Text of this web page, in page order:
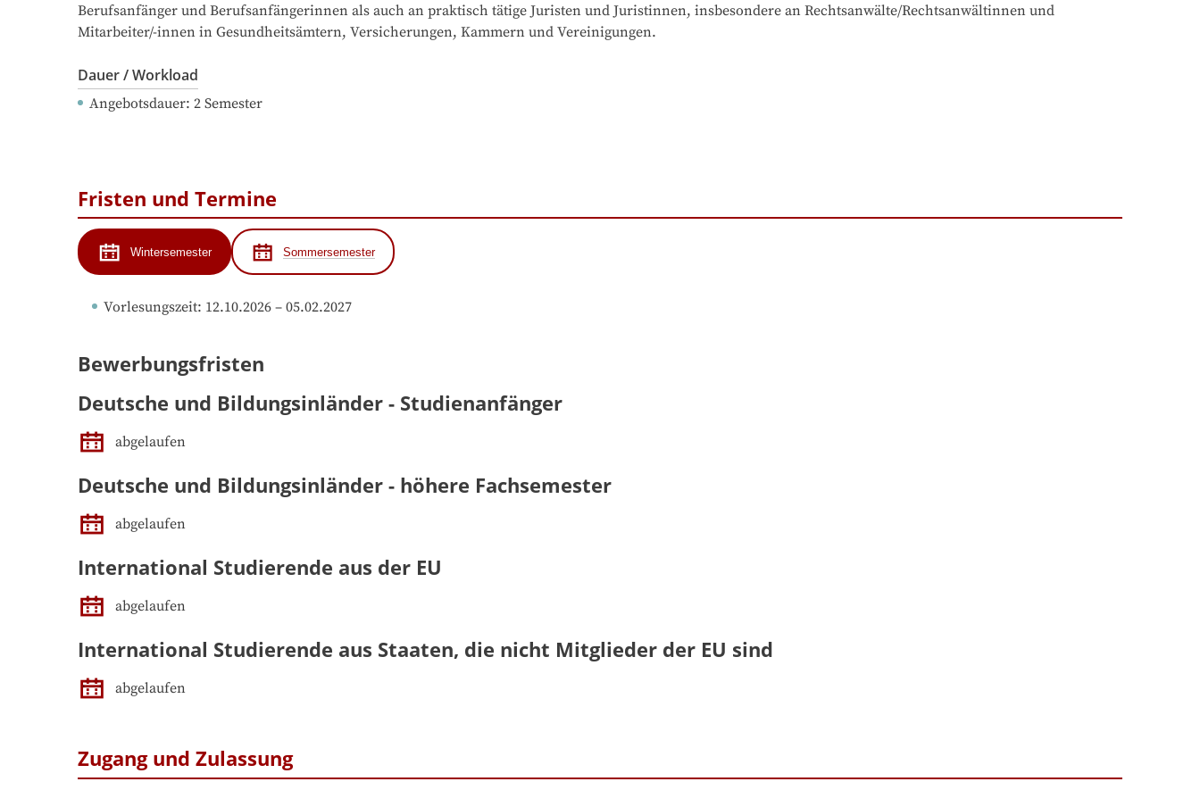
Berufsanfänger und Berufsanfängerinnen als auch an praktisch tätige Juristen und Juristinnen, insbesondere an Rechtsanwälte/Rechtsanwältinnen und
Mitarbeiter/-innen in Gesundheitsämtern, Versicherungen, Kammern und Vereinigungen.
Dauer / Workload
Angebotsdauer: 2 Semester
Fristen und Termine
Wintersemester Sommersemester
Vorlesungszeit: 12.10.2026 – 05.02.2027
Bewerbungsfristen
Deutsche und Bildungsinländer - Studienanfänger
abgelaufen
Deutsche und Bildungsinländer - höhere Fachsemester
abgelaufen
International Studierende aus der EU
abgelaufen
International Studierende aus Staaten, die nicht Mitglieder der EU sind
abgelaufen
Zugang und Zulassung